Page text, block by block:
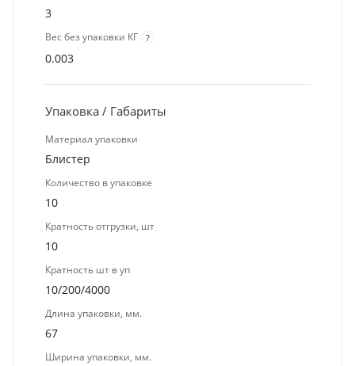
3
Вес без упаковки КГ ?
0.003
Упаковка / Габариты
Материал упаковки
Блистер
Количество в упаковке
10
Кратность отгрузки, шт
10
Кратность шт в уп
10/200/4000
Длина упаковки, мм.
67
Ширина упаковки, мм.